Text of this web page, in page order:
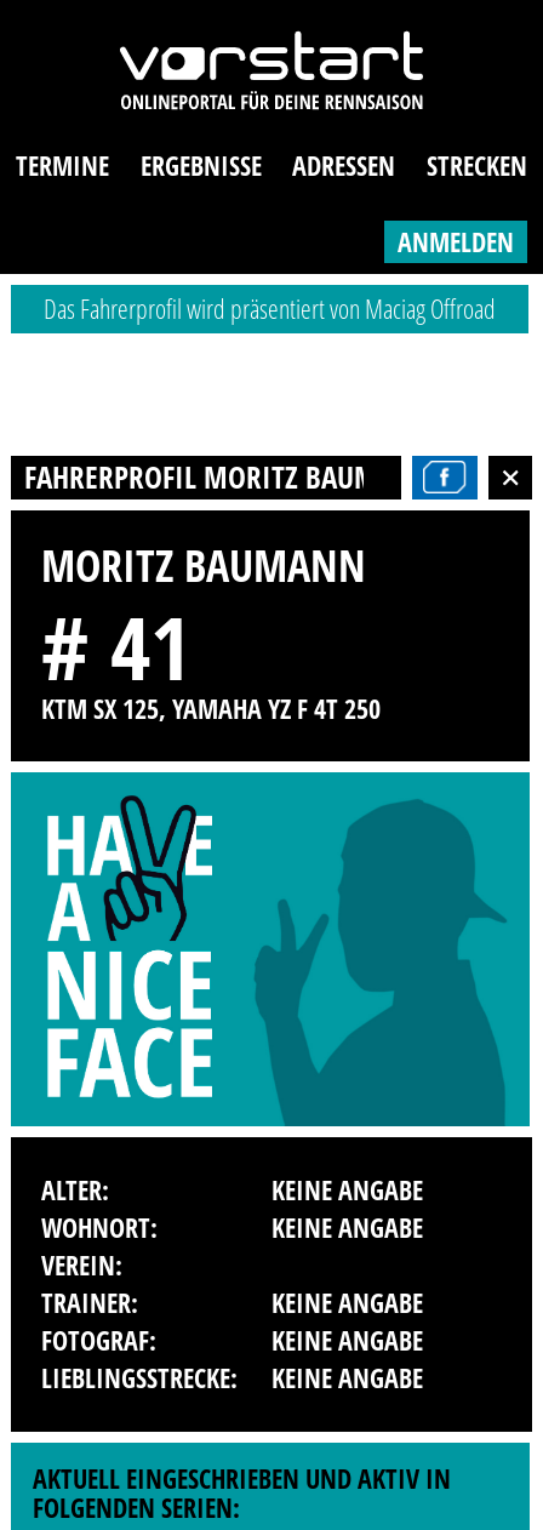
TERMINE ERGEBNISSE ADRESSEN STRECKEN
ANMELDEN
Das Fahrerprofil wird präsentiert von Maciag Offroad
FAHRERPROFIL MORITZ BAUMANN
MORITZ BAUMANN
# 41
KTM SX 125, YAMAHA YZ F 4T 250
ALTER:
KEINE ANGABE
WOHNORT:
KEINE ANGABE
VEREIN:
TRAINER:
KEINE ANGABE
FOTOGRAF:
KEINE ANGABE
LIEBLINGSSTRECKE:
KEINE ANGABE
AKTUELL EINGESCHRIEBEN UND AKTIV IN
FOLGENDEN SERIEN: